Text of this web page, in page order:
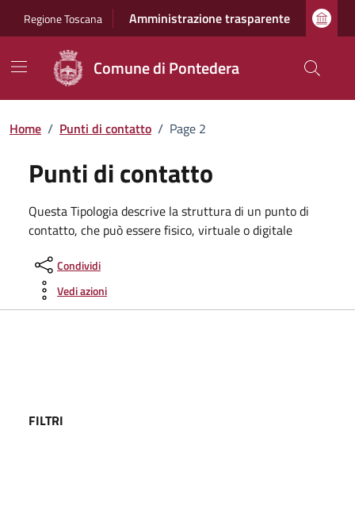
Regione Toscana Amministrazione trasparente
Comune di Pontedera
Home / Punti di contatto / Page 2
Punti di contatto
Questa Tipologia descrive la struttura di un punto di
contatto, che può essere fisico, virtuale o digitale
Condividi
Vedi azioni
FILTRI